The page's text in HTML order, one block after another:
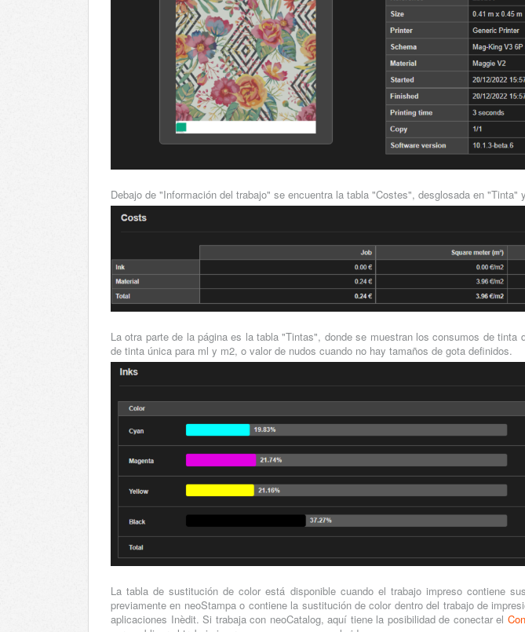
Debajo de "Información del trabajo" se encuentra la tabla "Costes", desglosada en "Tinta"
La otra parte de la página es la tabla "Tintas", donde se muestran los consumos de tinta
de tinta única para ml y m2, o valor de nudos cuando no hay tamaños de gota definidos.
La tabla de sustitución de color está disponible cuando el trabajo impreso contiene
previamente en neoStampa o contiene la sustitución de color dentro del trabajo de
aplicaciones Inèdit. Si trabaja con neoCatalog, aquí tiene la posibilidad de conectar el